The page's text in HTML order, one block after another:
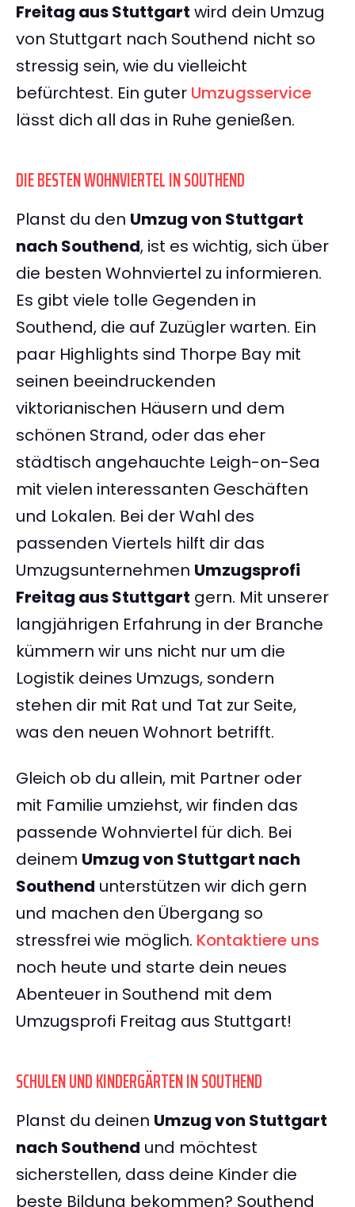
Freitag aus Stuttgart wird dein Umzug
von Stuttgart nach Southend nicht so
stressig sein, wie du vielleicht
befürchtest. Ein guter Umzugsservice
lässt dich all das in Ruhe genießen.
DIE BESTEN WOHNVIERTEL IN SOUTHEND
Planst du den Umzug von Stuttgart
nach Southend, ist es wichtig, sich über
die besten Wohnviertel zu informieren.
Es gibt viele tolle Gegenden in
Southend, die auf Zuzügler warten. Ein
paar Highlights sind Thorpe Bay mit
seinen beeindruckenden
viktorianischen Häusern und dem
schönen Strand, oder das eher
städtisch angehauchte Leigh-on-Sea
mit vielen interessanten Geschäften
und Lokalen. Bei der Wahl des
passenden Viertels hilft dir das
Umzugsunternehmen Umzugsprofi
Freitag aus Stuttgart gern. Mit unserer
langjährigen Erfahrung in der Branche
kümmern wir uns nicht nur um die
Logistik deines Umzugs, sondern
stehen dir mit Rat und Tat zur Seite,
was den neuen Wohnort betrifft.
Gleich ob du allein, mit Partner oder
mit Familie umziehst, wir finden das
passende Wohnviertel für dich. Bei
deinem Umzug von Stuttgart nach
Southend unterstützen wir dich gern
und machen den Übergang so
stressfrei wie möglich. Kontaktiere uns
noch heute und starte dein neues
Abenteuer in Southend mit dem
Umzugsprofi Freitag aus Stuttgart!
SCHULEN UND KINDERGÄRTEN IN SOUTHEND
Planst du deinen Umzug von Stuttgart
nach Southend und möchtest
sicherstellen, dass deine Kinder die
beste Bildung bekommen? Southend